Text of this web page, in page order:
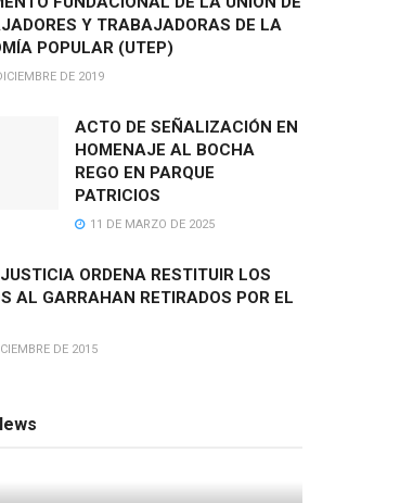
Y TRABAJADORAS DE LA
POPULAR (UTEP)
DE 2019
ACTO DE SEÑALIZACIÓN EN
HOMENAJE AL BOCHA
REGO EN PARQUE
PATRICIOS
11 DE MARZO DE 2025
ORDENA RESTITUIR LOS
AL GARRAHAN RETIRADOS POR EL
DE 2015